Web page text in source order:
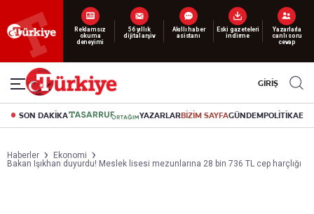
Yeni nesil dijital
abonelik 19 TL’den başlayan fiyatlarla.
GİRİŞ
SON DAKİKA YAZARLARBİZİM SAYFAGÜNDEMPOLİTİKA
Haberler
Ekonomi
Bakan Işıkhan duyurdu! Meslek lisesi mezunlarına 28 bin 736 TL cep harçlığı